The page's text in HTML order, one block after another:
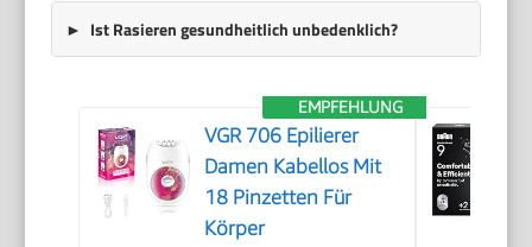
Ist Rasieren gesundheitlich unbedenklich?
EMPFEHLUNG
VGR 706 Epilierer
Damen Kabellos Mit
18 Pinzetten Für
Körper